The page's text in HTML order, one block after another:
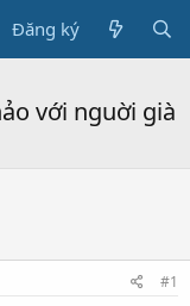
Đăng ký
với nguời già
#1